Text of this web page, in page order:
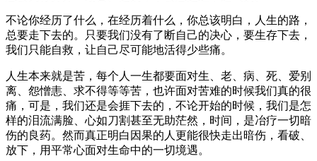
不论你经历了什么，在经历着什么，你总该明白，人生的路，
总要走下去的。只要我们没有了断自己的决心，要生存下去，
我们只能自救，让自己尽可能地活得少些痛。
人生本来就是苦，每个人一生都要面对生、老、病、死、爱别
离、怨憎恚、求不得等等苦，也许面对苦难的时候我们真的很
痛，可是，我们还是会捱下去的，不论开始的时候，我们是怎
样的泪流满脸、心如刀割甚至无助茫然，时间，是冶疗一切暗
伤的良药。然而真正明白因果的人更能很快走出暗伤，看破、
放下，用平常心面对生命中的一切境遇。